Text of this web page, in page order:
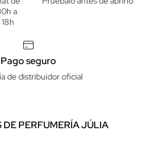
a
Pago seguro
de distribuidor oficial
DE PERFUMERÍA JÚLIA